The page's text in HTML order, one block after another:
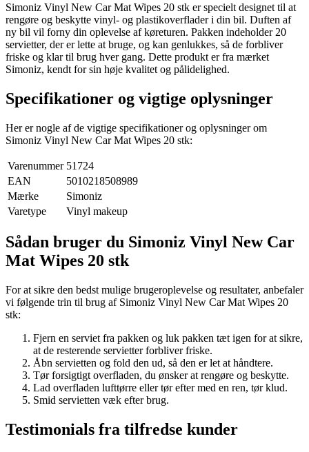
Simoniz Vinyl New Car Mat Wipes 20 stk er specielt designet til at
rengøre og beskytte vinyl- og plastikoverflader i din bil. Duften af
ny bil vil forny din oplevelse af køreturen. Pakken indeholder 20
servietter, der er lette at bruge, og kan genlukkes, så de forbliver
friske og klar til brug hver gang. Dette produkt er fra mærket
Simoniz, kendt for sin høje kvalitet og pålidelighed.
Specifikationer og vigtige oplysninger
Her er nogle af de vigtige specifikationer og oplysninger om
Simoniz Vinyl New Car Mat Wipes 20 stk:
Varenummer 51724
EAN
5010218508989
Mærke
Simoniz
Varetype
Vinyl makeup
Sådan bruger du Simoniz Vinyl New Car
Mat Wipes 20 stk
For at sikre den bedst mulige brugeroplevelse og resultater, anbefaler
vi følgende trin til brug af Simoniz Vinyl New Car Mat Wipes 20
stk:
Fjern en serviet fra pakken og luk pakken tæt igen for at sikre,
at de resterende servietter forbliver friske.
Åbn servietten og fold den ud, så den er let at håndtere.
Tør forsigtigt overfladen, du ønsker at rengøre og beskytte.
Lad overfladen lufttørre eller tør efter med en ren, tør klud.
Smid servietten væk efter brug.
Testimonials fra tilfredse kunder